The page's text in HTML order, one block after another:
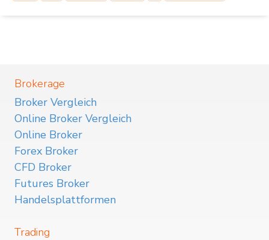
Brokerage
Broker Vergleich
Online Broker Vergleich
Online Broker
Forex Broker
CFD Broker
Futures Broker
Handelsplattformen
Trading